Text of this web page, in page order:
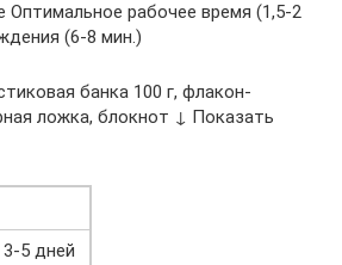
Оптимальное рабочее время (1,5-2
(6-8 мин.)
банка 100 г, флакон-
ложка, блокнот ↓ Показать
3-5 дней